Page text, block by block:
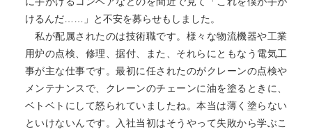
けるんだ……」と不安を募らせもしました。
私が配属されたのは技術職です。様々な物流機器や工業
用炉の点検、修理、据付、また、それらにともなう電気工
事が主な仕事です。最初に任されたのがクレーンの点検や
メンテナンスで、クレーンのチェーンに油を塗るときに、
ベトベトにして怒られていましたね。本当は薄く塗らない
といけないんです。入社当初はそうやって失敗から学ぶこ